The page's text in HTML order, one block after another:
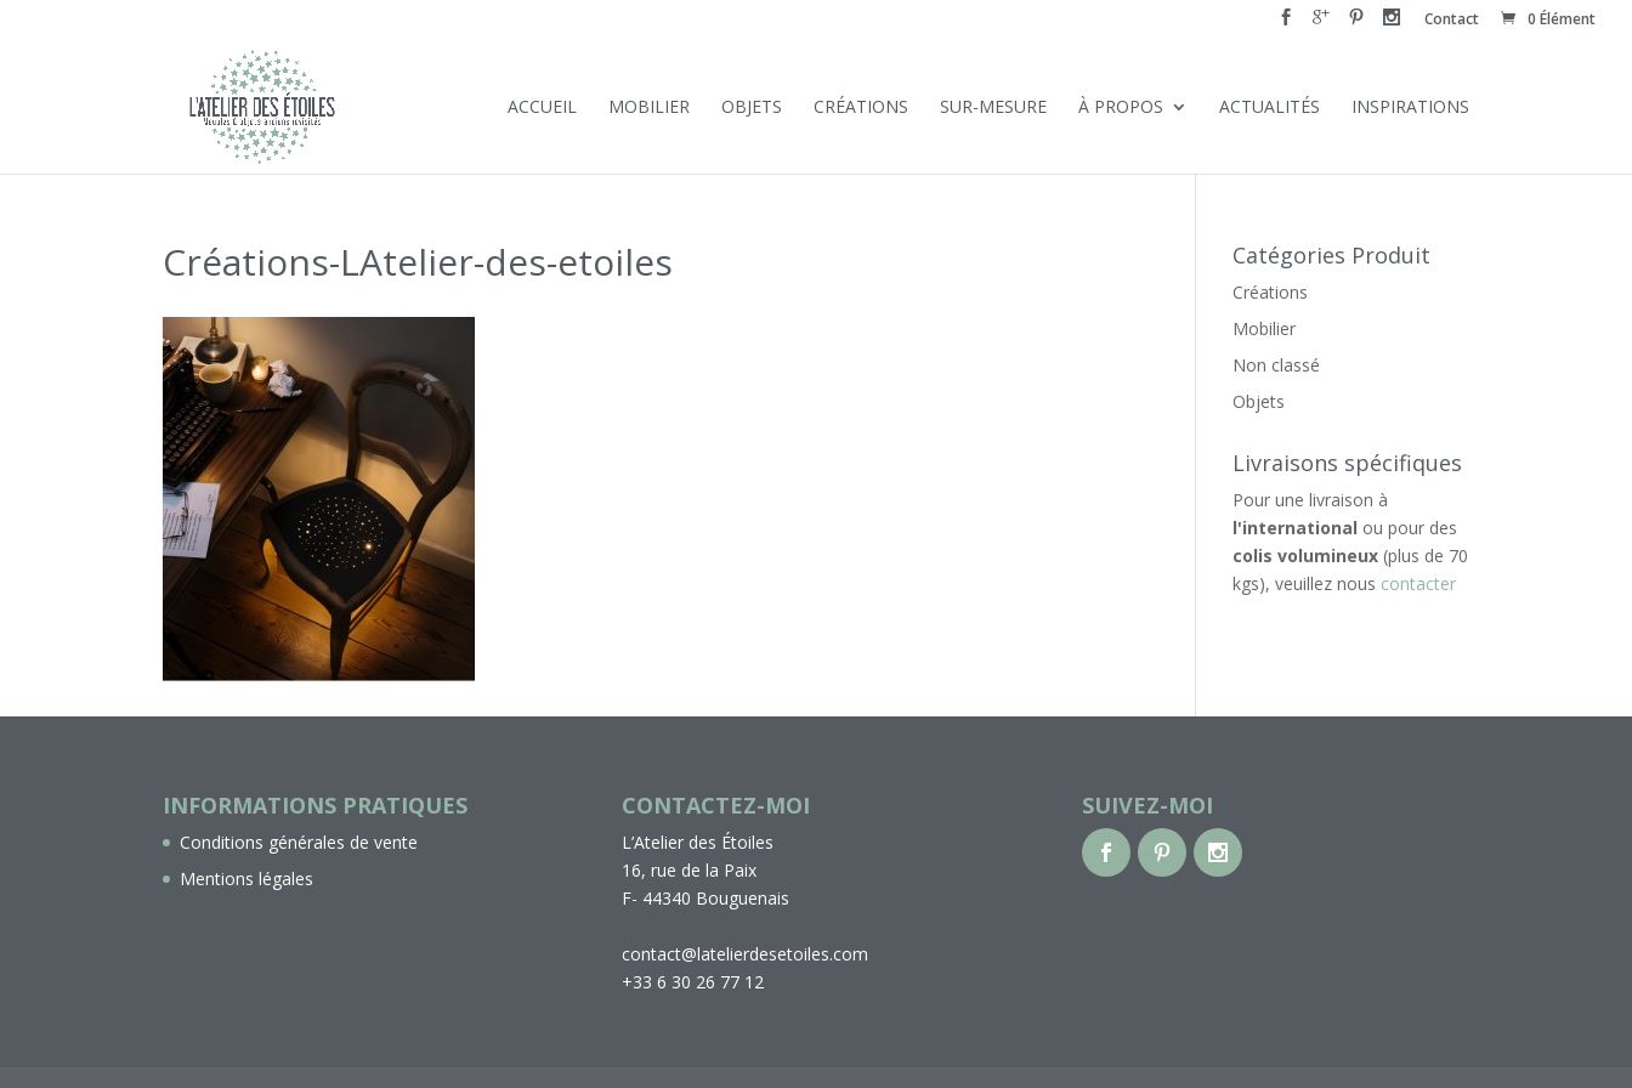
Contact 0 Élément
ACCUEIL MOBILIER OBJETS CRÉATIONS SUR-MESURE À PROPOS ACTUALITÉS INSPIRATIONS
Créations-LAtelier-des-etoiles Catégories Produit
Créations
Mobilier
Non classé
Objets
Livraisons spécifiques
Pour une livraison à
l'international ou pour des
colis volumineux (plus de 70
kgs), veuillez nous contacter
INFORMATIONS PRATIQUES
Conditions générales de vente
Mentions légales
CONTACTEZ-MOI
L’Atelier des Étoiles
16, rue de la Paix
F- 44340 Bouguenais
contact@latelierdesetoiles.com
+33 6 30 26 77 12
SUIVEZ-MOI